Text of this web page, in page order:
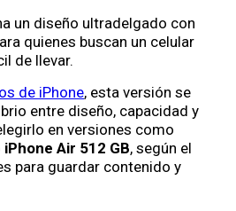
un diseño ultradelgado con
quienes buscan un celular
de llevar.
de iPhone, esta versión se
entre diseño, capacidad y
en versiones como
iPhone Air 512 GB, según el
para guardar contenido y